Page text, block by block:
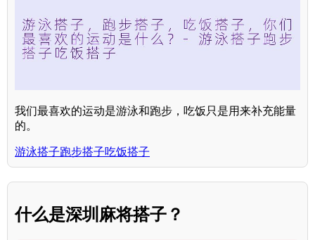
我们最喜欢的运动是游泳和跑步，吃饭只是用来补充能量
的。
游泳搭子跑步搭子吃饭搭子
什么是深圳麻将搭子？